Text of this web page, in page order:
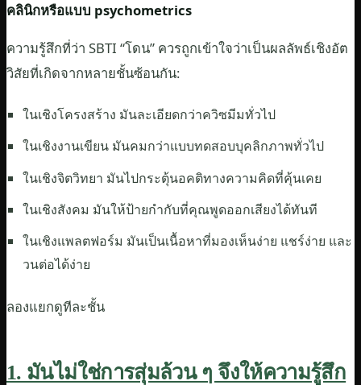
คลินิกหรือแบบ psychometrics
ความรู้สึกที่ว่า SBTI “โดน” ควรถูกเข้าใจว่าเป็นผลลัพธ์เชิงอัต
วิสัยที่เกิดจากหลายชั้นซ้อนกัน:
ในเชิงโครงสร้าง มันละเอียดกว่าควิซมีมทั่วไป
ในเชิงงานเขียน มันคมกว่าแบบทดสอบบุคลิกภาพทั่วไป
ในเชิงจิตวิทยา มันไปกระตุ้นอคติทางความคิดที่คุ้นเคย
ในเชิงสังคม มันให้ป้ายกำกับที่คุณพูดออกเสียงได้ทันที
ในเชิงแพลตฟอร์ม มันเป็นเนื้อหาที่มองเห็นง่าย แชร์ง่าย และ
วนต่อได้ง่าย
ลองแยกดูทีละชั้น
1. มันไม่ใช่การสุ่มล้วน ๆ จึงให้ความรู้สึก